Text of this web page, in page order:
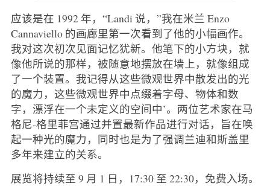
应该是在 1992 年，“Landi 说，”我在米兰 Enzo
Cannaviello 的画廊里第一次看到了他的小幅画作。
我对这次初次见面记忆犹新。他笔下的小方块，就
像他所说的那样，被随意地摆放在墙上，就像组成
了一个装置。我记得从这些微观世界中散发出的光
的魔力，这些微观世界中点缀着字母、物体和数
字，漂浮在一个未定义的空间中’。两位艺术家在马
格尼-格里菲宫通过并置最新作品进行对话，旨在唤
起一种光的魔力，同时也是为了强调兰迪和斯盖里
多年来建立的关系。
展览将持续至 9 月 1 日，17:30 至 22:30，免费入场。